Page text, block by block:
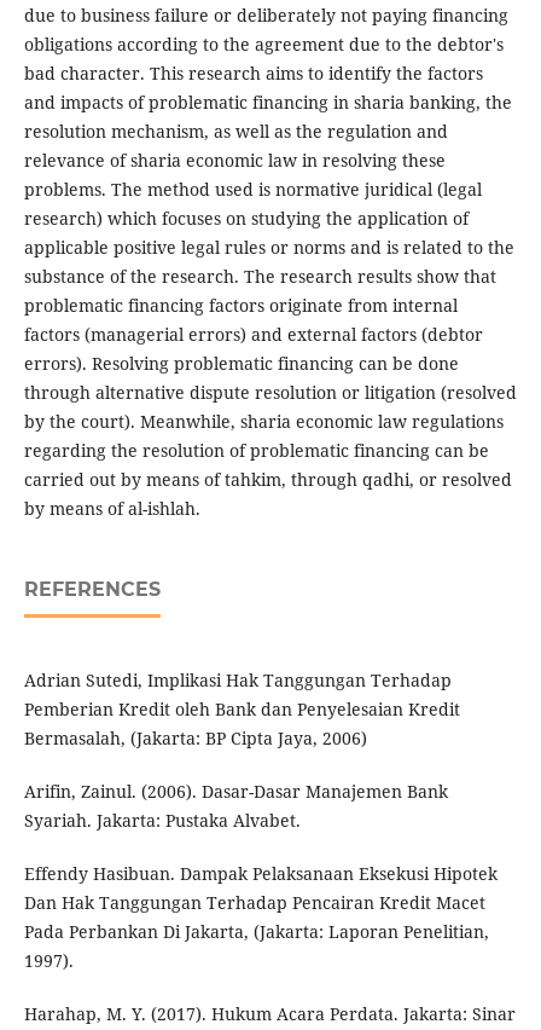
due to business failure or deliberately not paying financing
obligations according to the agreement due to the debtor's
bad character. This research aims to identify the factors
and impacts of problematic financing in sharia banking, the
resolution mechanism, as well as the regulation and
relevance of sharia economic law in resolving these
problems. The method used is normative juridical (legal
research) which focuses on studying the application of
applicable positive legal rules or norms and is related to the
substance of the research. The research results show that
problematic financing factors originate from internal
factors (managerial errors) and external factors (debtor
errors). Resolving problematic financing can be done
through alternative dispute resolution or litigation (resolved
by the court). Meanwhile, sharia economic law regulations
regarding the resolution of problematic financing can be
carried out by means of tahkim, through qadhi, or resolved
by means of al-ishlah.
REFERENCES
Adrian Sutedi, Implikasi Hak Tanggungan Terhadap
Pemberian Kredit oleh Bank dan Penyelesaian Kredit
Bermasalah, (Jakarta: BP Cipta Jaya, 2006)
Arifin, Zainul. (2006). Dasar-Dasar Manajemen Bank
Syariah. Jakarta: Pustaka Alvabet.
Effendy Hasibuan. Dampak Pelaksanaan Eksekusi Hipotek
Dan Hak Tanggungan Terhadap Pencairan Kredit Macet
Pada Perbankan Di Jakarta, (Jakarta: Laporan Penelitian,
1997).
Harahap, M. Y. (2017). Hukum Acara Perdata. Jakarta: Sinar